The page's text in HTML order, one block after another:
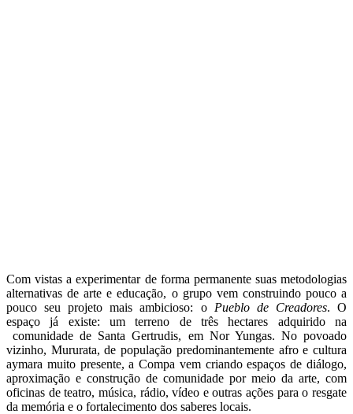
Com vistas a experimentar de forma permanente suas metodologias
alternativas de arte e educação, o grupo vem construindo pouco a
pouco seu projeto mais ambicioso: o Pueblo de Creadores. O
espaço já existe: um terreno de três hectares adquirido na
comunidade de Santa Gertrudis, em Nor Yungas. No povoado
vizinho, Mururata, de população predominantemente afro e cultura
aymara muito presente, a Compa vem criando espaços de diálogo,
aproximação e construção de comunidade por meio da arte, com
oficinas de teatro, música, rádio, vídeo e outras ações para o resgate
da memória e o fortalecimento dos saberes locais.